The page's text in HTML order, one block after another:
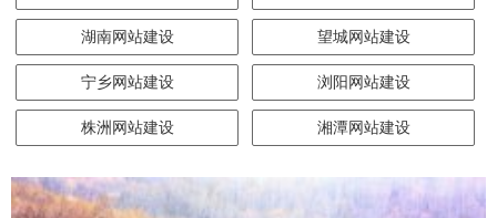
湖南网站建设 望城网站建设
宁乡网站建设 浏阳网站建设
株洲网站建设 湘潭网站建设